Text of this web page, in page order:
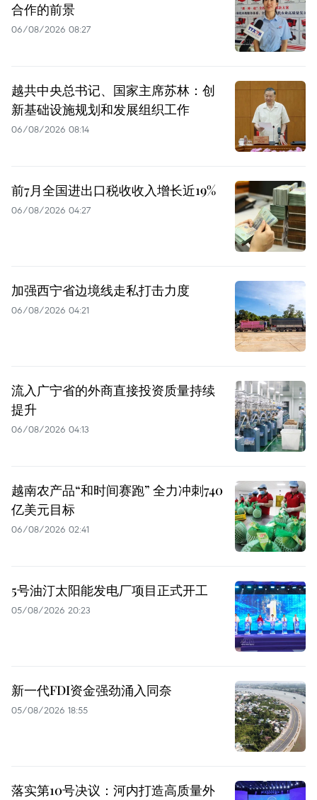
合作的前景
06/08/2026 08:27
越共中央总书记、国家主席苏林：创
新基础设施规划和发展组织工作
06/08/2026 08:14
前7月全国进出口税收收入增长近19%
06/08/2026 04:27
加强西宁省边境线走私打击力度
06/08/2026 04:21
流入广宁省的外商直接投资质量持续
提升
06/08/2026 04:13
越南农产品“和时间赛跑” 全力冲刺740
亿美元目标
06/08/2026 02:41
5号油汀太阳能发电厂项目正式开工
05/08/2026 20:23
新一代FDI资金强劲涌入同奈
05/08/2026 18:55
落实第10号决议：河内打造高质量外